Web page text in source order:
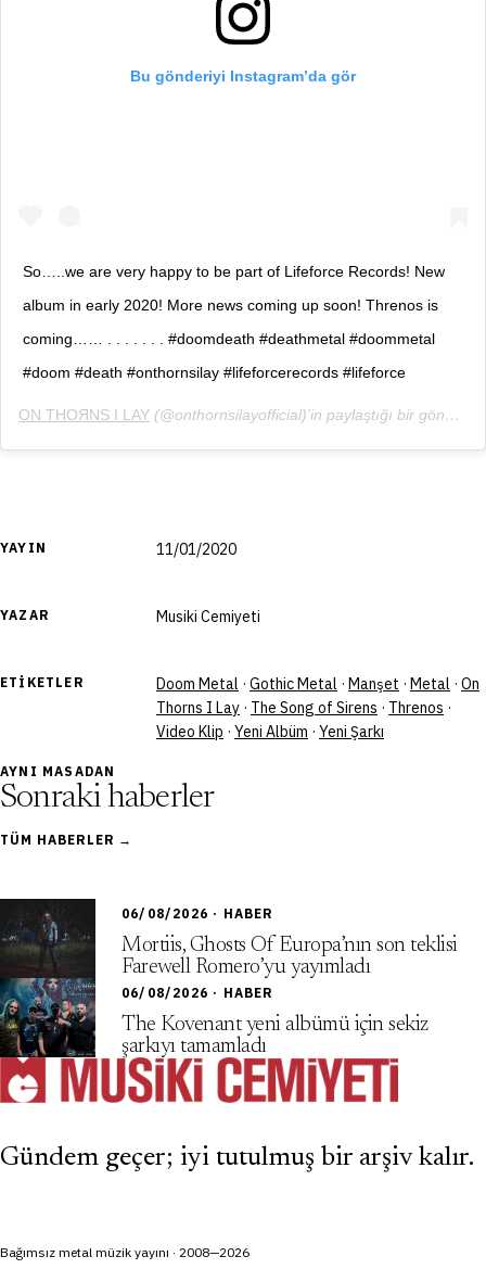
YAYIN 11/01/2020
YAZAR Musiki Cemiyeti
ETIKETLER Doom Metal · Gothic Metal · Manşet · Metal · On
Thorns I Lay · The Song of Sirens · Threnos ·
Video Klip · Yeni Albüm · Yeni Şarkı
Bu gönderiyi Instagram’da gör
So…..we are very happy to be part of Lifeforce Records! New
album in early 2020! More news coming up soon! Threnos is
coming…… . . . . . . . #doomdeath #deathmetal #doommetal
#doom #death #onthornsilay #lifeforcerecords #lifeforce
ON THOЯNS I LAY (@onthornsilayofficial)’in paylaştığı bir gönderi (
AYNI MASADAN
Sonraki haberler
TÜM HABERLER →
06/08/2026 · HABER
Mortiis, Ghosts Of Europa’nın son teklisi
Farewell Romero’yu yayımladı
06/08/2026 · HABER
The Kovenant yeni albümü için sekiz
şarkıyı tamamladı
Gündem geçer; iyi tutulmuş bir arşiv kalır.
Bağımsız metal müzik yayını · 2008—2026